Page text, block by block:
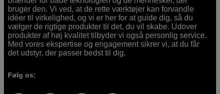
bruger den. Vi ved, at de rette værktøjer kan forvandle
idéer til virkelighed, og vi er her for at guide dig, så du
vælger de rigtige produkter til det, du vil skabe. Udover
produkter af høj kvalitet tilbyder vi også personlig service.
Med vores ekspertise og engagement sikrer vi, at du får
det udstyr, der passer bedst til dig.
Følg os: